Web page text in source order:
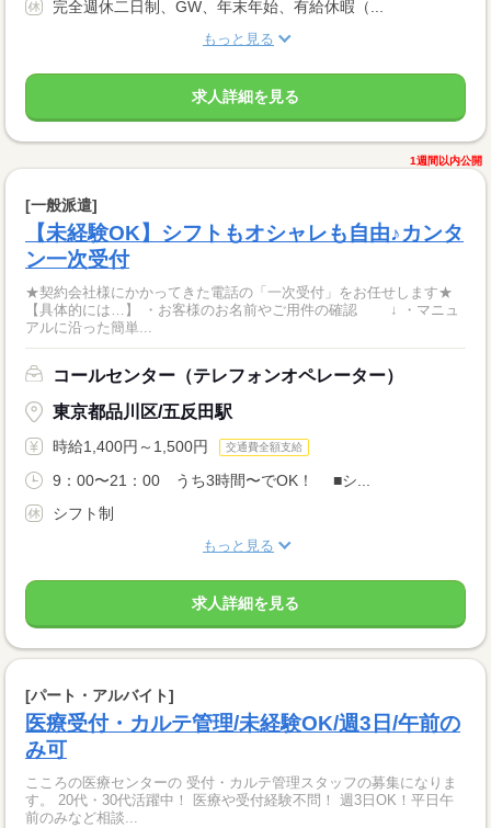
完全週休二日制、GW、年末年始、有給休暇（...
もっと見る
求人詳細を見る
1週間以内公開
[一般派遣]
【未経験OK】シフトもオシャレも自由♪カンタ
ン一次受付
★契約会社様にかかってきた電話の「一次受付」をお任せします★
【具体的には…】 ・お客様のお名前やご用件の確認 ↓ ・マニュ
アルに沿った簡単...
コールセンター（テレフォンオペレーター）
東京都品川区/五反田駅
時給1,400円～1,500円 交通費全額支給
9：00〜21：00 うち3時間〜でOK！ ■シ...
シフト制
もっと見る
求人詳細を見る
[パート・アルバイト]
医療受付・カルテ管理/未経験OK/週3日/午前の
み可
こころの医療センターの 受付・カルテ管理スタッフの募集になりま
す。 20代・30代活躍中！ 医療や受付経験不問！ 週3日OK！平日午
前のみなど相談...